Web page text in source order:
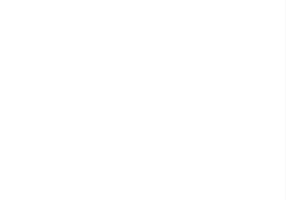
perte, l’usage abusif et
personnels
sécurité appropriées en
de l’information,